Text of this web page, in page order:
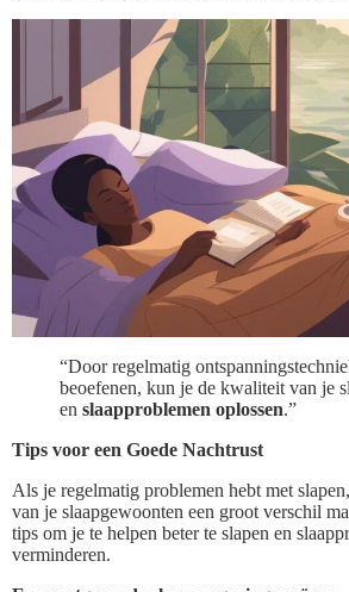
“Door regelmatig
beoefenen, kun je de kwaliteit van je
en slaapproblemen oplossen.”
Tips voor een Goede Nachtrust
Als je regelmatig problemen hebt met
van je slaapgewoonten een groot verschil
tips om je te helpen beter te slapen en
verminderen.